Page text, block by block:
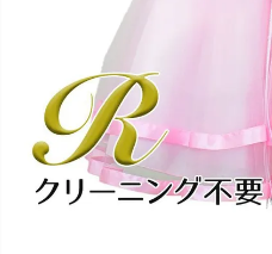
コスチューム
インナー・パニエ
ジュエリー
Graduation & Entrance
卒業式・入学式
きちんと感のあるフォーマル
汚れ・キズ・破損の補償
Buy & Supportご購入・サポート
07 販売・共通のご案内
品質・返品・お手入れ
08 送料・お支払い
店舗を予約する →